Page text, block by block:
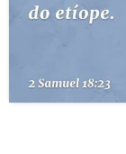
QUEM SOMOS